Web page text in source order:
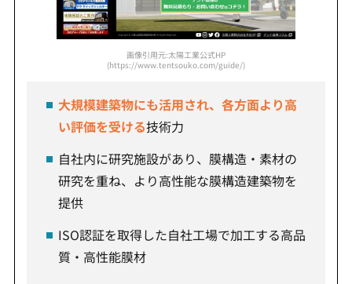
画像引用元:太陽工業公式HP
(https://www.tentsouko.com/guide/)
大規模建築物にも活用され、各方面より高
い評価を受ける技術力
自社内に研究施設があり、膜構造・素材の
研究を重ね、より高性能な膜構造建築物を
提供
ISO認証を取得した自社工場で加工する高品
質・高性能膜材